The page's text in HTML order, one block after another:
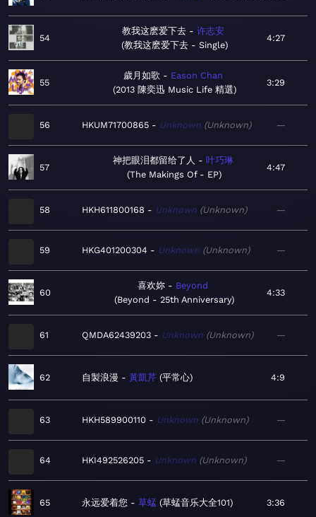
54
教我这麽爱下去
许志安
教我这麽爱下去 - Single
4:27
55
歲月如歌
Eason Chan
2013 陳奕迅 Music Life 精選
3:29
56 HKUM71700865 Unknown Unknown —
57
神把眼泪都留给了人
叶巧琳
The Makings Of - EP
4:47
58 HKH611800168 Unknown Unknown —
59 HKG401200304 Unknown Unknown —
60
喜欢妳
Beyond
Beyond - 25th Anniversary
4:33
61 QMDA62439203 Unknown Unknown —
62 自製浪漫 黃凱芹 平常心 4:9
63 HKH589900110 Unknown Unknown —
64 HKI492526205 Unknown Unknown —
65 永远爱着您 草蜢 草蜢音乐大全101 3:36